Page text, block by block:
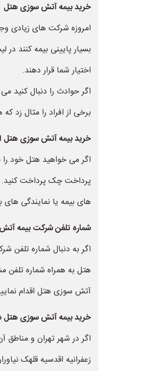
خرید بیمه آتش سوزی هتل
امروزه شرکت های زیادی
بسیار پایینی بیمه کنند
اختیار شما قرار دهند.
اگر حوادث را دنبال کنید
برخی از افراد را مثال زد
خرید بیمه آتش سوزی هتل
اگر می خواهید هتل خود را
پرداخت چک پرداخت کنید.
های بیمه یا نمایندگی
شماره تلفن شرکت بیمه
اگر به دنبال شماره
هتل به همراه شماره تلفن
آتش سوزی هتل اقدام
خرید بیمه آتش سوزی هتل
اگر در شهر تهران و
زعفرانیه اقدسیه قلهک